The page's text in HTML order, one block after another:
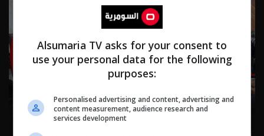
Alsumaria TV asks for your consent to
use your personal data for the following
purposes:
Personalised advertising and content, advertising and
content measurement, audience research and
services development